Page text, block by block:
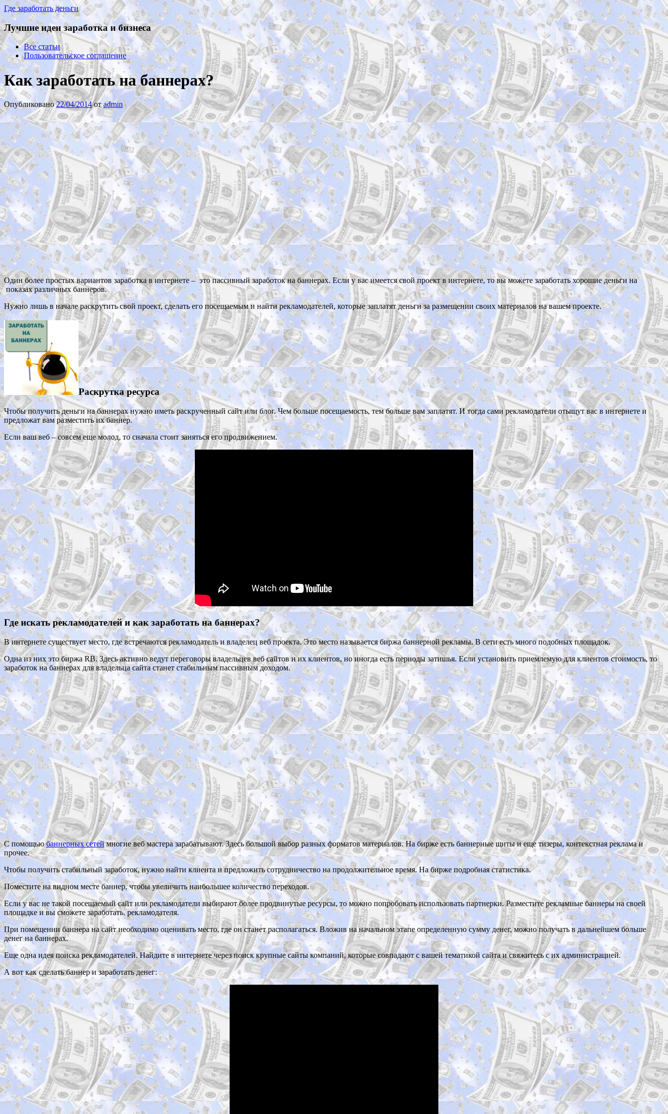
Где заработать деньги
Лучшие идеи заработка и бизнеса
Все статьи
Пользовательское соглашение
Как заработать на баннерах?
Опубликовано22/04/2014 от admin
Один более простых вариантов заработка в интернете – это пассивный заработок на баннерах. Если у вас имеется свой проект в интернете, то вы можете заработать хорошие деньги на
показах различных баннеров.
Нужно лишь в начале раскрутить свой проект, сделать его посещаемым и найти рекламодателей, которые заплатят деньги за размещении своих материалов на вашем проекте.
Раскрутка ресурса
Чтобы получить деньги на баннерах нужно иметь раскрученный сайт или блог. Чем больше посещаемость, тем больше вам заплатят. И тогда сами рекламодатели отыщут вас в интернете и
предложат вам разместить их баннер.
Если ваш веб – совсем еще молод, то сначала стоит заняться его продвижением.
Где искать рекламодателей и как заработать на баннерах?
В интернете существует место, где встречаются рекламодатель и владелец веб проекта. Это место называется биржа баннерной рекламы. В сети есть много подобных площадок.
Одна из них это биржа RB. Здесь активно ведут переговоры владельцев веб сайтов и их клиентов, но иногда есть периоды затишья. Если установить приемлемую для клиентов стоимость, то
заработок на баннерах для владельца сайта станет стабильным пассивным доходом.
С помощьюбаннерных сетеймногие веб мастера зарабатывают. Здесь большой выбор разных форматов материалов. На бирже есть баннерные щиты и еще тизеры, контекстная реклама и
прочее.
Чтобы получить стабильный заработок, нужно найти клиента и предложить сотрудничество на продолжительное время. На бирже подробная статистика.
Поместите на видном месте баннер, чтобы увеличить наибольшее количество переходов.
Если у вас не такой посещаемый сайт или рекламодатели выбирают более продвинутые ресурсы, то можно попробовать использовать партнерки. Разместите рекламные баннеры на своей
площадке и вы сможете заработать. рекламодателя.
При помещении баннера на сайт необходимо оценивать место, где он станет располагаться. Вложив на начальном этапе определенную сумму денег, можно получать в дальнейшем больше
денег на баннерах.
Еще одна идея поиска рекламодателей. Найдите в интернете через поиск крупные сайты компаний, которые совпадают с вашей тематикой сайта и свяжитесь с их администрацией.
А вот как сделать баннер и заработать денег: